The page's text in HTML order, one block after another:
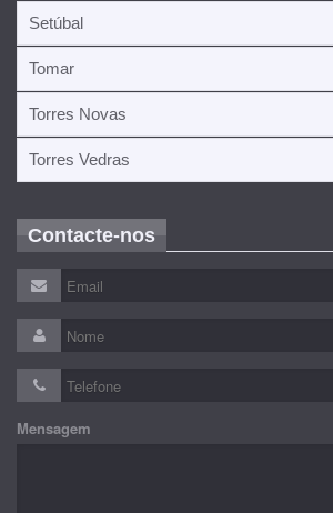
Setúbal
Tomar
Torres Novas
Torres Vedras
Contacte-nos
Mensagem